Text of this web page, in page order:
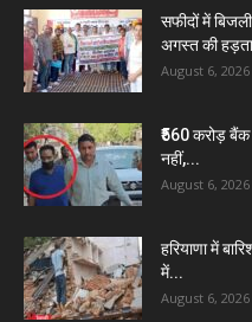
सफीदों में
अगस्त की
August 6, 2026
₹560 करोड़ बैंक
नहीं,...
August 6, 2026
हरियाणा में
में...
August 6, 2026